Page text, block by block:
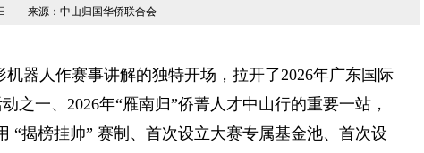
日 来源：中山归国华侨联合会
器人作赛事讲解的独特开场，拉开了2026年广东国际
之一、2026年“雁南归”侨菁人才中山行的重要一站，
“揭榜挂帅” 赛制、首次设立大赛专属基金池、首次设